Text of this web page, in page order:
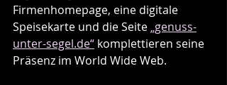
Firmenhomepage, eine digitale
Speisekarte und die Seite „genuss-
unter-segel.de“ komplettieren seine
Präsenz im World Wide Web.